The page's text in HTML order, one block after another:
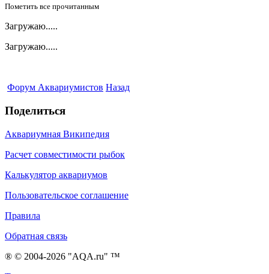
Пометить все прочитанным
Загружаю.....
Загружаю.....
Форум Аквариумистов Назад
Поделиться
Аквариумная Википедия
Расчет совместимости рыбок
Калькулятор аквариумов
Пользовательское соглашение
Правила
Обратная связь
® © 2004-2026 "AQA.ru" ™